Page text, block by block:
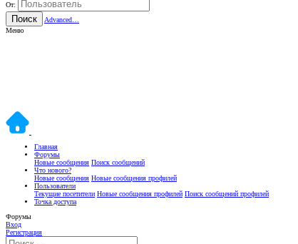
От:
Поиск
Advanced…
Меню
Главная
Форумы
Новые сообщения Поиск сообщений
Что нового?
Новые сообщения Новые сообщения профилей
Пользователи
Текущие посетители Новые сообщения профилей Поиск сообщений профилей
Точка доступа
Форумы
Вход
Регистрация